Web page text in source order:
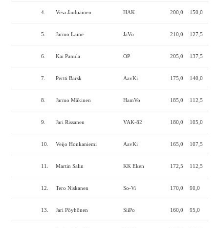
4. Vesa Jauhiainen HAK 200,0 150,0
5. Jarmo Laine JäVo 210,0 127,5
6. Kai Panula OP 205,0 137,5
7. Pertti Barsk AavKi 175,0 140,0
8. Jarmo Mäkinen HamVo 185,0 112,5
9. Jari Rissanen VAK-82 180,0 105,0
10. Veijo Honkaniemi AavKi 165,0 107,5
11. Martin Salin KK Eken 172,5 112,5
12. Tero Niskanen So-Vi 170,0 90,0
13. Jari Pöyhönen SiiPo 160,0 95,0